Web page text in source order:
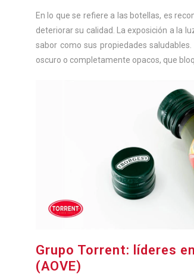
En lo que se refiere a las botellas, es
deteriorar su calidad. La exposición a la
sabor como sus propiedades
oscuro o completamente opacos, que
Grupo Torrent: líderes
(AOVE)